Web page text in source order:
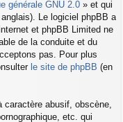
générale GNU 2.0 » et qui
Le logiciel phpBB a
et phpBB Limited ne
de la conduite et du
pas. Pour plus
le site de phpBB (en
caractère abusif, obscène,
etc. qui